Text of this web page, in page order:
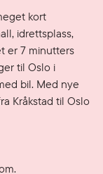
kort
idrettsplass,
er 7 minutters
til Oslo i
bil. Med nye
Kråkstad til Oslo